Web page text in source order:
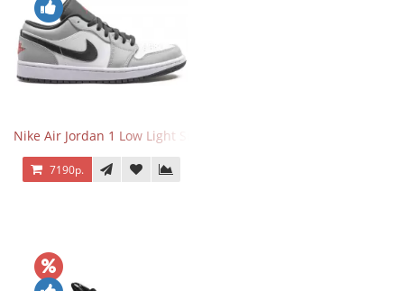
Nike Air Jordan 1 Low Light Smoke Grey
7190р.